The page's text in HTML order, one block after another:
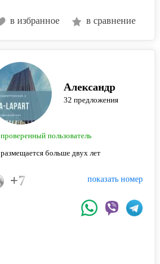
в избранное в сравнение
Александр
32 предложения
проверенный пользователь
размещается больше двух лет
показать номер
+7 (925) 069-62-36